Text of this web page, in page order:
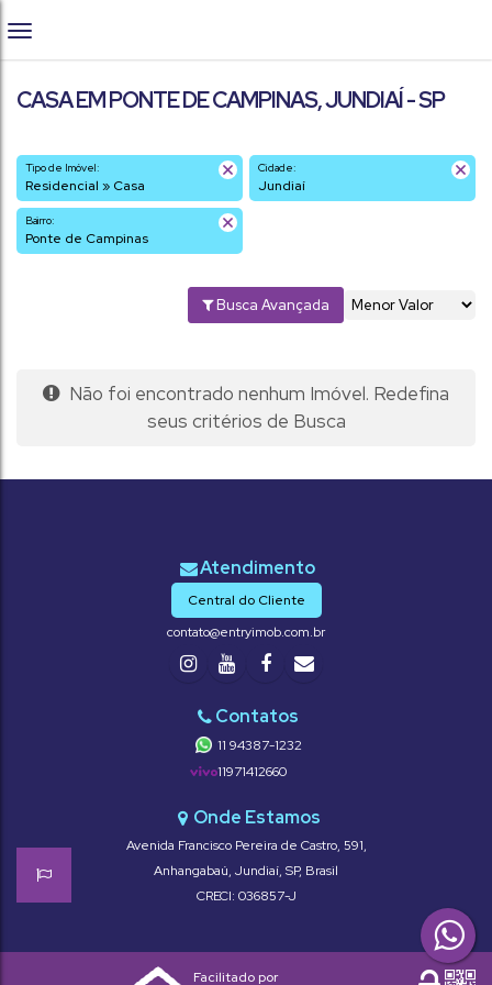
CASA EM PONTE DE CAMPINAS, JUNDIAÍ - SP
Tipo de Imóvel:
Residencial » Casa
Cidade:
Jundiaí
Bairro:
Ponte de Campinas
Busca Avançada
Não foi encontrado nenhum Imóvel. Redefina
seus critérios de Busca
Central do Cliente
contato@entryimob.com.br
11 94387-1232
11971412660
Avenida Francisco Pereira de Castro, 591,
Anhangabaú, Jundiaí, SP, Brasil
CRECI: 036857-J